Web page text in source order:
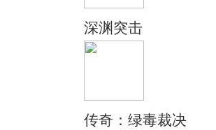
深渊突击
传奇：绿毒裁决